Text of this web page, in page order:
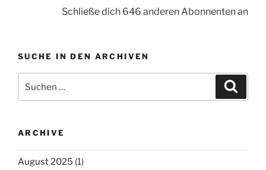
Schließe dich 646 anderen Abonnenten an
SUCHE IN DEN ARCHIVEN
nach:
ARCHIVE
August 2025 (1)